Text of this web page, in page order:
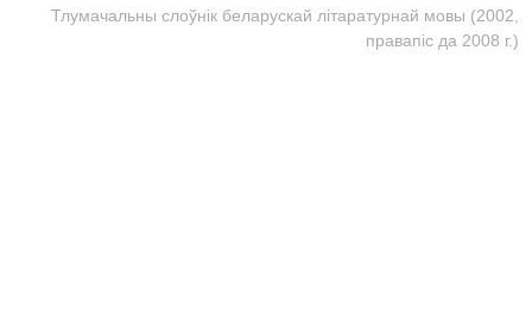
Тлумачальны слоўнік беларускай літаратурнай мовы (2002,
правапіс да 2008 г.)